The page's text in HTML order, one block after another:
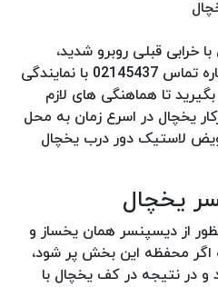
خرابی قبلی روبرو شدید،
توصیه می کنیم از طریق شماره تماس 02145437 با نمایندگی
تا هماهنگی های لازم
یخچال در اسرع زمان به محل
لاستیک دور درب یخچال
از دیسپنسر همان یخساز و
محفظه این بخش پر شود،
در نتیجه در کف یخچال با